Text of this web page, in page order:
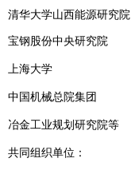
清华大学山西能源研究院
宝钢股份中央研究院
上海大学
中国机械总院集团
冶金工业规划研究院等
共同组织单位：